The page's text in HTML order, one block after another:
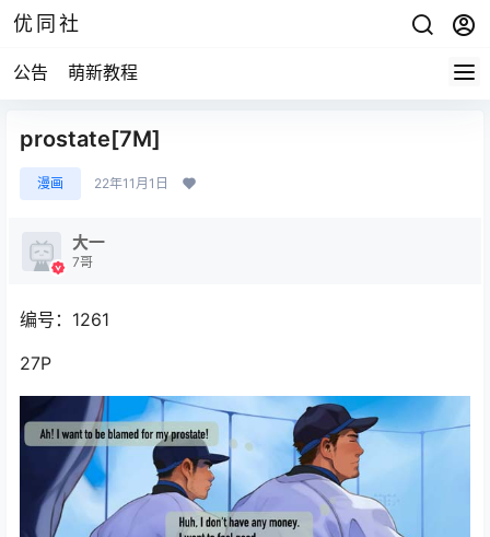
优同社
公告 萌新教程
prostate[7M]
漫画 22年11月1日
大一
7哥
编号：1261
27P